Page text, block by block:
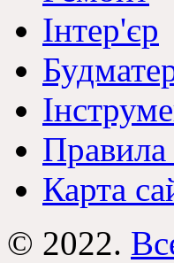
Інтер'єр
Правила
Карта
© 2022.